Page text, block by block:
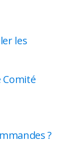
les
?